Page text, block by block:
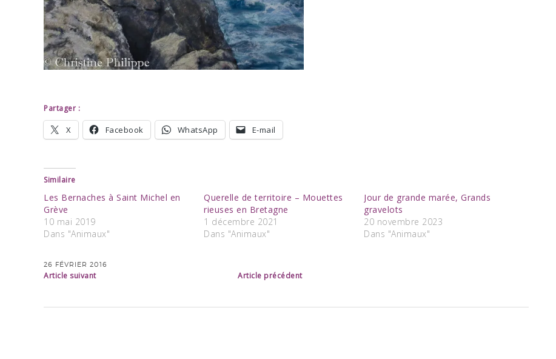
Partager :
X Facebook WhatsApp E-mail
Similaire
Les Bernaches à Saint Michel en
Grève
10 mai 2019
Dans "Animaux"
Querelle de territoire – Mouettes
rieuses en Bretagne
1 décembre 2021
Dans "Animaux"
Jour de grande marée, Grands
gravelots
20 novembre 2023
Dans "Animaux"
26 FÉVRIER 2016
Article suivant Article précédent